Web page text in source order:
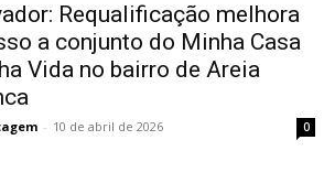
Requalificação melhora
a conjunto do Minha Casa
Vida no bairro de Areia
- 10 de abril de 2026 0